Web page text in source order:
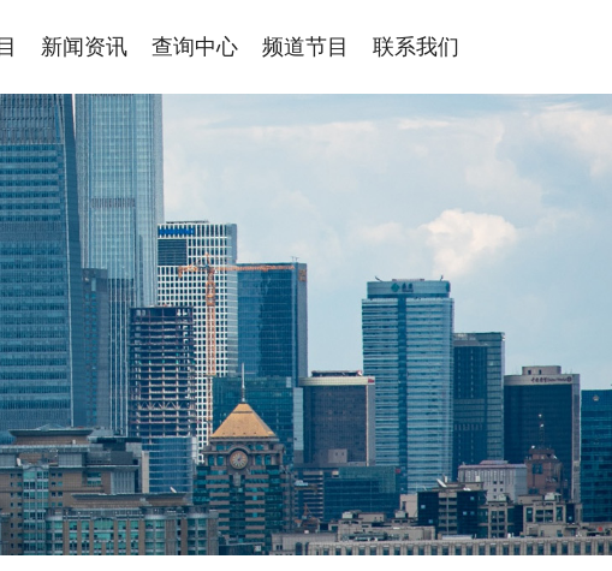
新闻资讯 查询中心 频道节目 联系我们